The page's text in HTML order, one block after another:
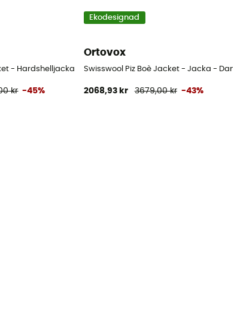
- Hardshelljacka - Herr
kr -45%
Ekodesignad
Ortovox
Swisswool Piz Boè Jacket - Jacka - Dam
2068,93 kr 3679,00 kr -43%